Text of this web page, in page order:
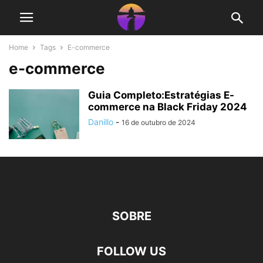
Home Tags E-commerce
e-commerce
Guia Completo:Estratégias E-
commerce na Black Friday 2024
Danillo - 16 de outubro de 2024
SOBRE
FOLLOW US